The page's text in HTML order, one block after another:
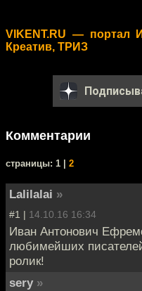
VIKENT.RU — портал
Креатив, ТРИЗ
Комментарии
cтраницы: 1 | 2
Lalilalai »
#1 | 14.10.16 16:34
Иван Антонович
любимейших
ролик!
sery »